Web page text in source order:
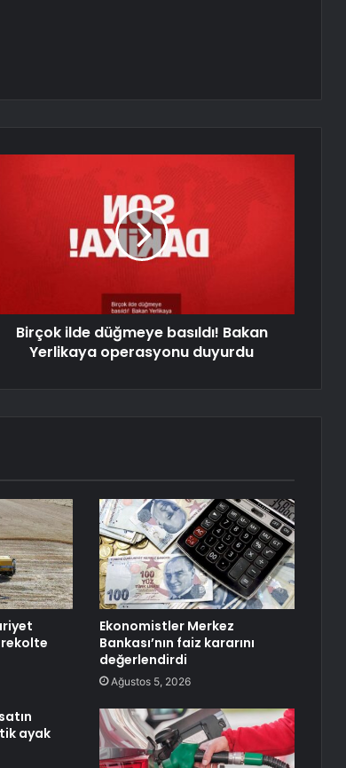
Birçok ilde düğmeye basıldı! Bakan
Yerlikaya operasyonu duyurdu
Ekonomistler Merkez
Bankası’nın faiz kararını
değerlendirdi
Ağustos 5, 2026
ayak